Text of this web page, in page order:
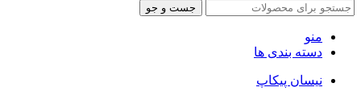
جست و جو
منو
دسته بندی ها
نیسان پیکاپ